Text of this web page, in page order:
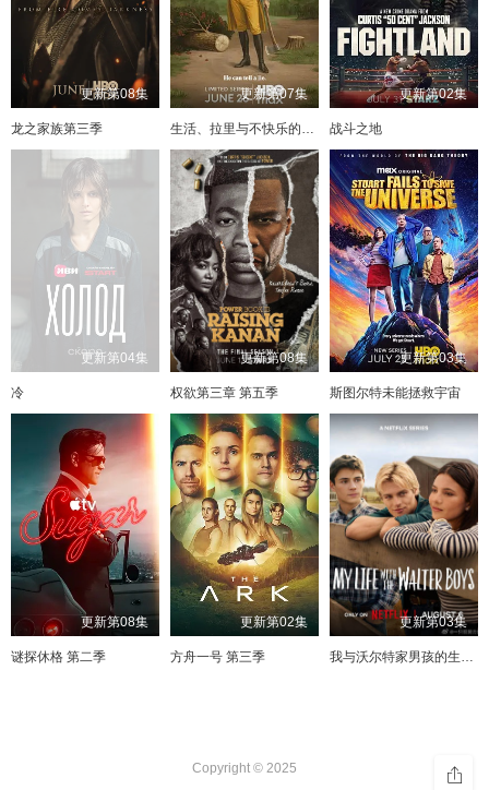
更新第08集
龙之家族第三季
更新第07集
生活、拉里与不快乐的追求：一部美国史
更新第02集
战斗之地
更新第04集
冷
更新第08集
权欲第三章 第五季
更新第03集
斯图尔特未能拯救宇宙
更新第08集
谜探休格 第二季
更新第02集
方舟一号 第三季
更新第03集
我与沃尔特家男孩的生活 第三季
Copyright © 2025